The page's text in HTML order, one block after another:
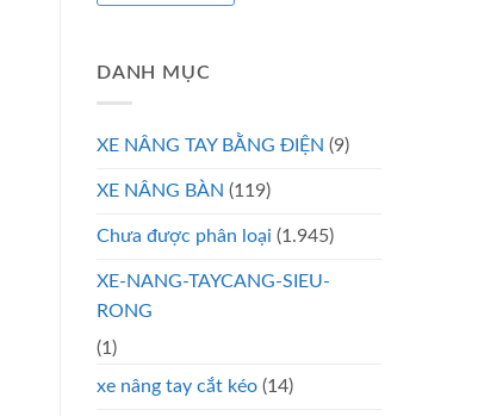
DANH MỤC
XE NÂNG TAY BẰNG ĐIỆN (9)
XE NÂNG BÀN (119)
Chưa được phân loại (1.945)
XE-NANG-TAYCANG-SIEU-
RONG
(1)
xe nâng tay cắt kéo (14)